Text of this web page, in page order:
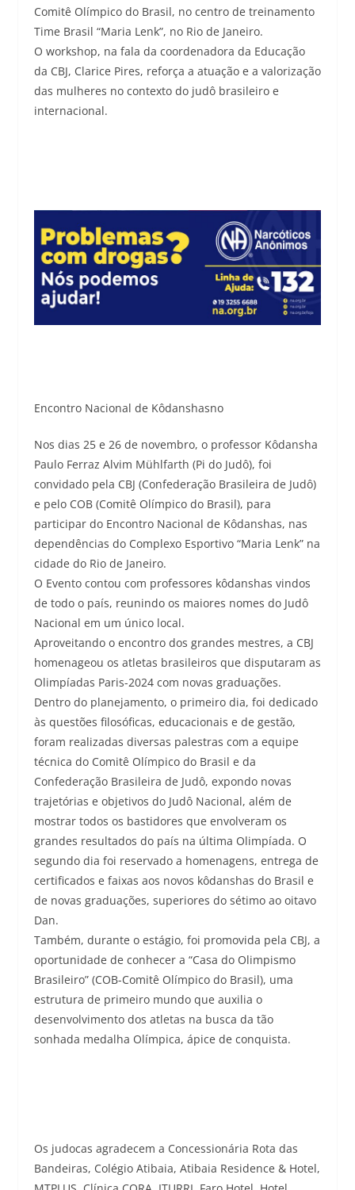
Comitê Olímpico do Brasil, no centro de treinamento
Time Brasil “Maria Lenk”, no Rio de Janeiro.
O workshop, na fala da coordenadora da Educação
da CBJ, Clarice Pires, reforça a atuação e a valorização
das mulheres no contexto do judô brasileiro e
internacional.
Encontro Nacional de Kôdanshasno
Nos dias 25 e 26 de novembro, o professor Kôdansha
Paulo Ferraz Alvim Mühlfarth (Pi do Judô), foi
convidado pela CBJ (Confederação Brasileira de Judô)
e pelo COB (Comitê Olímpico do Brasil), para
participar do Encontro Nacional de Kôdanshas, nas
dependências do Complexo Esportivo “Maria Lenk” na
cidade do Rio de Janeiro.
O Evento contou com professores kôdanshas vindos
de todo o país, reunindo os maiores nomes do Judô
Nacional em um único local.
Aproveitando o encontro dos grandes mestres, a CBJ
homenageou os atletas brasileiros que disputaram as
Olimpíadas Paris-2024 com novas graduações.
Dentro do planejamento, o primeiro dia, foi dedicado
às questões filosóficas, educacionais e de gestão,
foram realizadas diversas palestras com a equipe
técnica do Comitê Olímpico do Brasil e da
Confederação Brasileira de Judô, expondo novas
trajetórias e objetivos do Judô Nacional, além de
mostrar todos os bastidores que envolveram os
grandes resultados do país na última Olimpíada. O
segundo dia foi reservado a homenagens, entrega de
certificados e faixas aos novos kôdanshas do Brasil e
de novas graduações, superiores do sétimo ao oitavo
Dan.
Também, durante o estágio, foi promovida pela CBJ, a
oportunidade de conhecer a “Casa do Olimpismo
Brasileiro” (COB-Comitê Olímpico do Brasil), uma
estrutura de primeiro mundo que auxilia o
desenvolvimento dos atletas na busca da tão
sonhada medalha Olímpica, ápice de conquista.
Os judocas agradecem a Concessionária Rota das
Bandeiras, Colégio Atibaia, Atibaia Residence & Hotel,